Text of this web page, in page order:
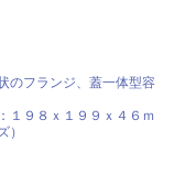
のフランジ、 蓋一体型容
１９８ｘ１９９ｘ４６ｍ
）